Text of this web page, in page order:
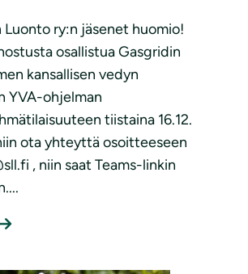
Luonto ry:n jäsenet huomio!
osallistua Gasgridin
kansallisen vedyn
YVA-ohjelman
tiistaina 16.12.
ota yhteyttä osoitteeseen
, niin saat Teams-linkin